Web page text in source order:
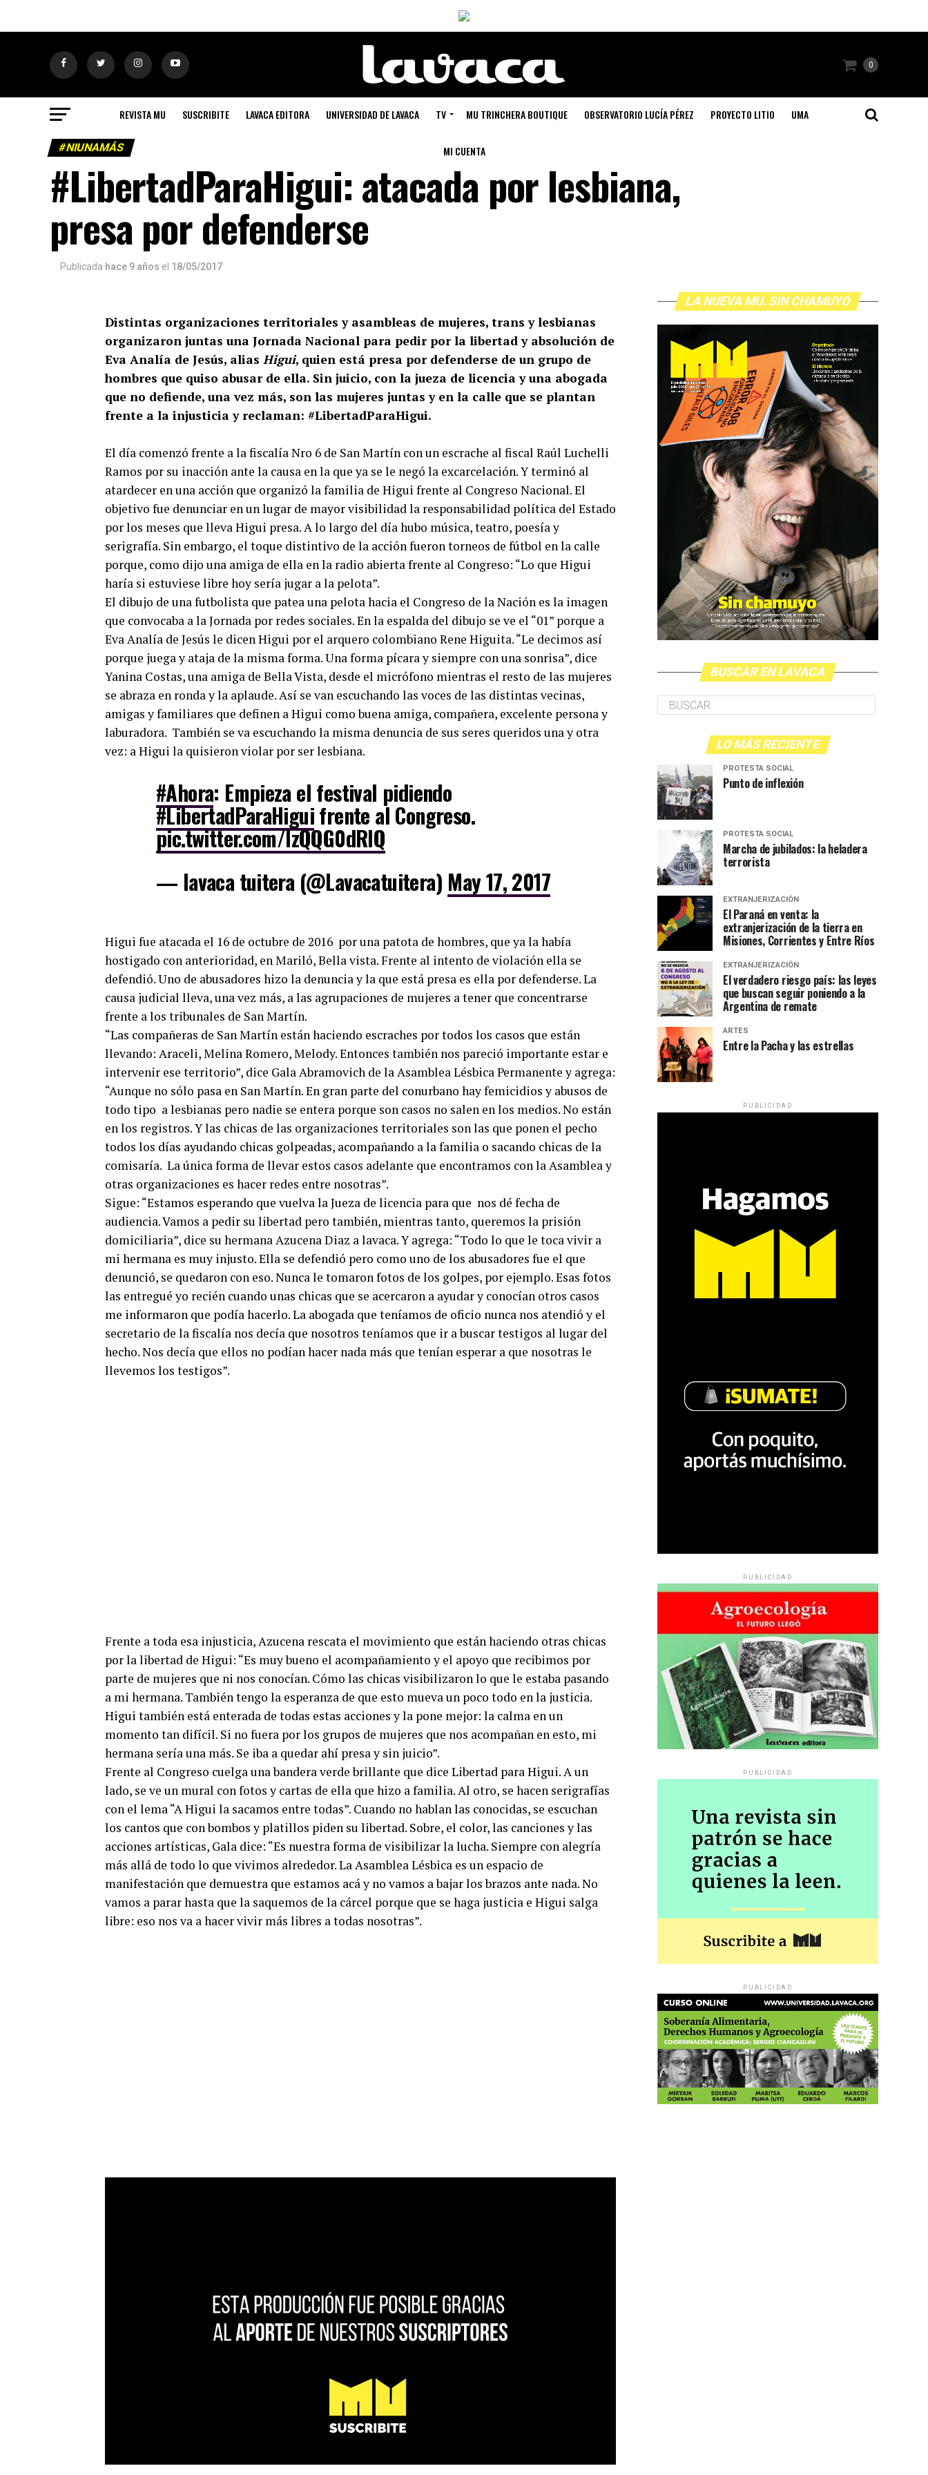
0
REVISTA MU SUSCRIBITE LAVACA EDITORA UNIVERSIDAD DE LAVACA TV MU TRINCHERA BOUTIQUE OBSERVATORIO LUCÍA PÉREZ PROYECTO LITIO UMA
MI CUENTA
#NIUNAMÁS
#LibertadParaHigui: atacada por lesbiana,
presa por defenderse
Publicada hace 9 años el 18/05/2017
Distintas organizaciones territoriales y asambleas de mujeres, trans y lesbianas
organizaron juntas una Jornada Nacional para pedir por la libertad y absolución de
Eva Analía de Jesús, alias Higui, quien está presa por defenderse de un grupo de
hombres que quiso abusar de ella. Sin juicio, con la jueza de licencia y una abogada
que no defiende, una vez más, son las mujeres juntas y en la calle que se plantan
frente a la injusticia y reclaman: #LibertadParaHigui.
El día comenzó frente a la fiscalía Nro 6 de San Martín con un escrache al fiscal Raúl Luchelli
Ramos por su inacción ante la causa en la que ya se le negó la excarcelación. Y terminó al
atardecer en una acción que organizó la familia de Higui frente al Congreso Nacional. El
objetivo fue denunciar en un lugar de mayor visibilidad la responsabilidad política del Estado
por los meses que lleva Higui presa. A lo largo del día hubo música, teatro, poesía y
serigrafía. Sin embargo, el toque distintivo de la acción fueron torneos de fútbol en la calle
porque, como dijo una amiga de ella en la radio abierta frente al Congreso: “Lo que Higui
haría si estuviese libre hoy sería jugar a la pelota”.
El dibujo de una futbolista que patea una pelota hacia el Congreso de la Nación es la imagen
que convocaba a la Jornada por redes sociales. En la espalda del dibujo se ve el “01” porque a
Eva Analía de Jesús le dicen Higui por el arquero colombiano Rene Higuita. “Le decimos así
porque juega y ataja de la misma forma. Una forma pícara y siempre con una sonrisa”, dice
Yanina Costas, una amiga de Bella Vista, desde el micrófono mientras el resto de las mujeres
se abraza en ronda y la aplaude. Así se van escuchando las voces de las distintas vecinas,
amigas y familiares que definen a Higui como buena amiga, compañera, excelente persona y
laburadora. También se va escuchando la misma denuncia de sus seres queridos una y otra
vez: a Higui la quisieron violar por ser lesbiana.
#Ahora: Empieza el festival pidiendo
#LibertadParaHiguifrente al Congreso.
pic.twitter.com/IzQQG0dRIQ
— lavaca tuitera (@Lavacatuitera) May 17, 2017
Higui fue atacada el 16 de octubre de 2016 por una patota de hombres, que ya la había
hostigado con anterioridad, en Mariló, Bella vista. Frente al intento de violación ella se
defendió. Uno de abusadores hizo la denuncia y la que está presa es ella por defenderse. La
causa judicial lleva, una vez más, a las agrupaciones de mujeres a tener que concentrarse
frente a los tribunales de San Martín.
“Las compañeras de San Martín están haciendo escraches por todos los casos que están
llevando: Araceli, Melina Romero, Melody. Entonces también nos pareció importante estar e
intervenir ese territorio”, dice Gala Abramovich de la Asamblea Lésbica Permanente y agrega:
“Aunque no sólo pasa en San Martín. En gran parte del conurbano hay femicidios y abusos de
todo tipo a lesbianas pero nadie se entera porque son casos no salen en los medios. No están
en los registros. Y las chicas de las organizaciones territoriales son las que ponen el pecho
todos los días ayudando chicas golpeadas, acompañando a la familia o sacando chicas de la
comisaría. La única forma de llevar estos casos adelante que encontramos con la Asamblea y
otras organizaciones es hacer redes entre nosotras”.
Sigue: “Estamos esperando que vuelva la Jueza de licencia para que nos dé fecha de
audiencia. Vamos a pedir su libertad pero también, mientras tanto, queremos la prisión
domiciliaria”, dice su hermana Azucena Diaz a lavaca. Y agrega: “Todo lo que le toca vivir a
mi hermana es muy injusto. Ella se defendió pero como uno de los abusadores fue el que
denunció, se quedaron con eso. Nunca le tomaron fotos de los golpes, por ejemplo. Esas fotos
las entregué yo recién cuando unas chicas que se acercaron a ayudar y conocían otros casos
me informaron que podía hacerlo. La abogada que teníamos de oficio nunca nos atendió y el
secretario de la fiscalía nos decía que nosotros teníamos que ir a buscar testigos al lugar del
hecho. Nos decía que ellos no podían hacer nada más que tenían esperar a que nosotras le
llevemos los testigos”.
Frente a toda esa injusticia, Azucena rescata el movimiento que están haciendo otras chicas
por la libertad de Higui: “Es muy bueno el acompañamiento y el apoyo que recibimos por
parte de mujeres que ni nos conocían. Cómo las chicas visibilizaron lo que le estaba pasando
a mi hermana. También tengo la esperanza de que esto mueva un poco todo en la justicia.
Higui también está enterada de todas estas acciones y la pone mejor: la calma en un
momento tan difícil. Si no fuera por los grupos de mujeres que nos acompañan en esto, mi
hermana sería una más. Se iba a quedar ahí presa y sin juicio”.
Frente al Congreso cuelga una bandera verde brillante que dice Libertad para Higui. A un
lado, se ve un mural con fotos y cartas de ella que hizo a familia. Al otro, se hacen serigrafías
con el lema “A Higui la sacamos entre todas”. Cuando no hablan las conocidas, se escuchan
los cantos que con bombos y platillos piden su libertad. Sobre, el color, las canciones y las
acciones artísticas, Gala dice: “Es nuestra forma de visibilizar la lucha. Siempre con alegría
más allá de todo lo que vivimos alrededor. La Asamblea Lésbica es un espacio de
manifestación que demuestra que estamos acá y no vamos a bajar los brazos ante nada. No
vamos a parar hasta que la saquemos de la cárcel porque que se haga justicia e Higui salga
libre: eso nos va a hacer vivir más libres a todas nosotras”.
LA NUEVA MU. SIN CHAMUYO
BUSCAR EN LAVACA
LO MÁS RECIENTE
PROTESTA SOCIAL
Punto de inflexión
PROTESTA SOCIAL
Marcha de jubilados: la heladera
terrorista
EXTRANJERIZACIÓN
El Paraná en venta: la
extranjerización de la tierra en
Misiones, Corrientes y Entre Ríos
EXTRANJERIZACIÓN
El verdadero riesgo país: las leyes
que buscan seguir poniendo a la
Argentina de remate
ARTES
Entre la Pacha y las estrellas
PUBLICIDAD
PUBLICIDAD
PUBLICIDAD
PUBLICIDAD